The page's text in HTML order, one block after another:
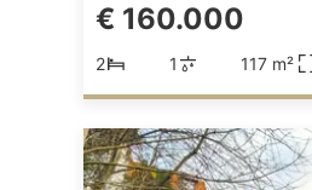
€ 160.000
2 1 117 m²